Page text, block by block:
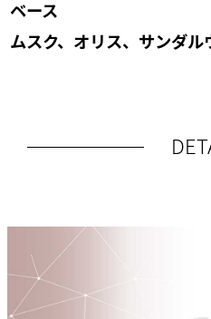
ベース
ムスク、オリス、サンダル